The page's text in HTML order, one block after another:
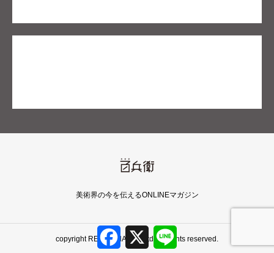
美術界の今を伝えるONLINEマガジン
copyright REIJINSHA Co., Ltd. all rights reserved.
F
a
X
i